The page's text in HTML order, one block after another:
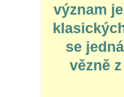
význam je
se
vězně